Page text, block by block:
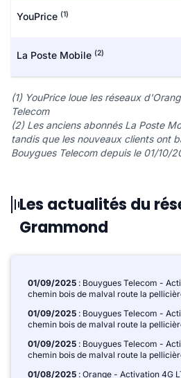
YouPrice (1)
La Poste Mobile (2)
(1) YouPrice loue les réseaux
Telecom
(2) Les anciens abonnés La Poste
tandis que les nouveaux clients ont
Bouygues Telecom depuis le 01/10/
Les actualités du
Grammond
01/09/2025 : Bouygues Telecom -
chemin bois de malval route la
01/09/2025 : Bouygues Telecom -
chemin bois de malval route la
01/09/2025 : Bouygues Telecom -
chemin bois de malval route la
01/08/2025 : Orange - Activation 4G